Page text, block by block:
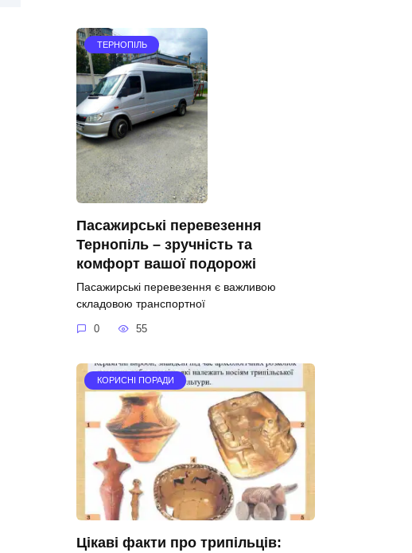
ТЕРНОПІЛЬ
Пасажирські перевезення
Тернопіль – зручність та
комфорт вашої подорожі
Пасажирські перевезення є важливою
складовою транспортної
0 55
КОРИСНІ ПОРАДИ
Цікаві факти про трипільців: